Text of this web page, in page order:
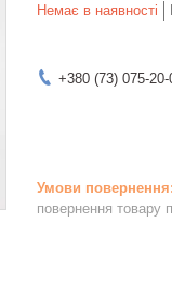
Немає в наявності
+380 (73) 075-20-
повернення товару